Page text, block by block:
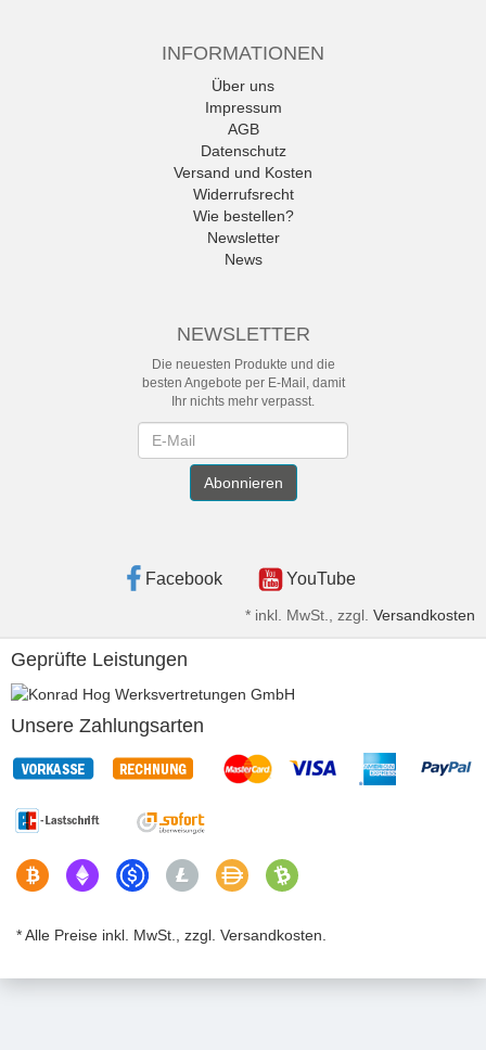
INFORMATIONEN
Über uns
Impressum
AGB
Datenschutz
Versand und Kosten
Widerrufsrecht
Wie bestellen?
Newsletter
News
NEWSLETTER
Die neuesten Produkte und die
besten Angebote per E-Mail, damit
Ihr nichts mehr verpasst.
Abonnieren
Facebook YouTube
* inkl. MwSt., zzgl. Versandkosten
Geprüfte Leistungen
Unsere Zahlungsarten
* Alle Preise inkl. MwSt., zzgl. Versandkosten.